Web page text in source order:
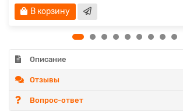
В корзину
Описание
Отзывы
Вопрос-ответ